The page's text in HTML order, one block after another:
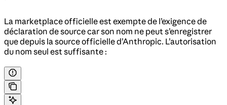
La marketplace officielle est exempte de l’exigence de
déclaration de source car son nom ne peut s’enregistrer
que depuis la source officielle d’Anthropic. L’autorisation
du nom seul est suffisante :